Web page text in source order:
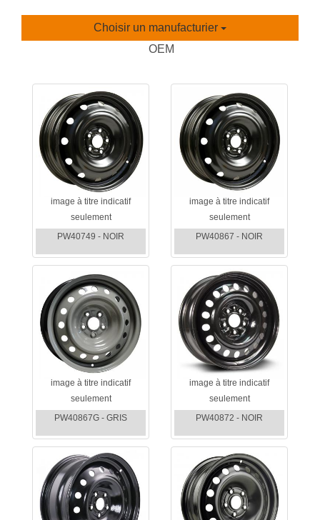
Choisir un manufacturier
OEM
image à titre indicatif
seulement
PW40749 - NOIR
image à titre indicatif
seulement
PW40867 - NOIR
image à titre indicatif
seulement
PW40867G - GRIS
image à titre indicatif
seulement
PW40872 - NOIR